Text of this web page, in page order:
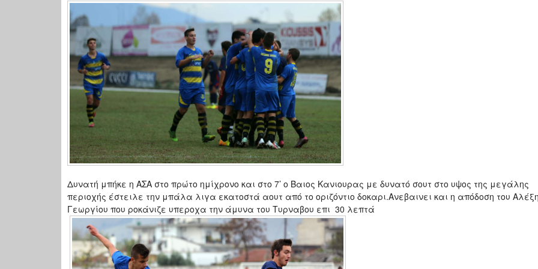
Δυνατή μπήκε η ΑΣΑ στο πρώτο ημίχρονο και στο 7’ ο Βαιος Κανιουρας με δυνατό σουτ στο υψος της μεγάλης
περιοχής έστειλε την μπάλα λιγα εκατοστά αουτ από το οριζόντιο δοκαρι.Ανεβαινει και η απόδοση του
Γεωργίου που ροκάνιζε υπεροχα την άμυνα του Τυρναβου επι 30 λεπτά